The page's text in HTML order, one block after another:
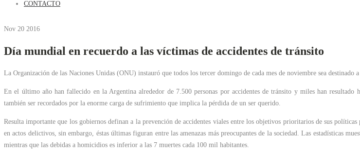
CONTACTO
Nov 20 2016
Día mundial en recuerdo a las víctimas de accidentes de tránsito
La Organización de las Naciones Unidas (ONU) instauró que todos los tercer domingo de cada mes de noviembre sea destinado
En el último año han fallecido en la Argentina alrededor de 7.500 personas por accidentes de tránsito y miles han resultado
también ser recordados por la enorme carga de sufrimiento que implica la pérdida de un ser querido.
Resulta importante que los gobiernos definan a la prevención de accidentes viales entre los objetivos prioritarios de sus
en actos delictivos, sin embargo, éstas últimas figuran entre las amenazas más preocupantes de la sociedad. Las estadísticas
mientras que las debidas a homicidios es inferior a las 7 muertes cada 100 mil habitantes.